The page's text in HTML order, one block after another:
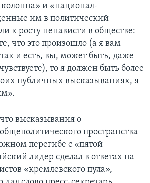
и «национал-
им в политический
к росту ненависти в обществе:
что это произошло (а я вам
и есть, вы, может быть, даже
то я должен быть более
публичных высказываниях, я
высказывания о
пространства
перегибе с «пятой
лидер сделал в ответах на
«кремлевского пула»,